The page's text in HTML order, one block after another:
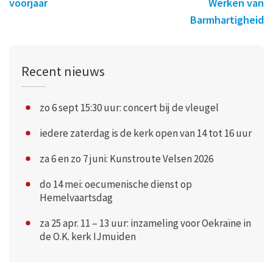
Barmhartigheid
Recent nieuws
zo 6 sept 15:30 uur: concert bij de vleugel
iedere zaterdag is de kerk open van 14 tot 16 uur
za 6 en zo 7 juni: Kunstroute Velsen 2026
do 14 mei: oecumenische dienst op
Hemelvaartsdag
za 25 apr. 11 – 13 uur: inzameling voor Oekraïne in
de O.K. kerk IJmuiden